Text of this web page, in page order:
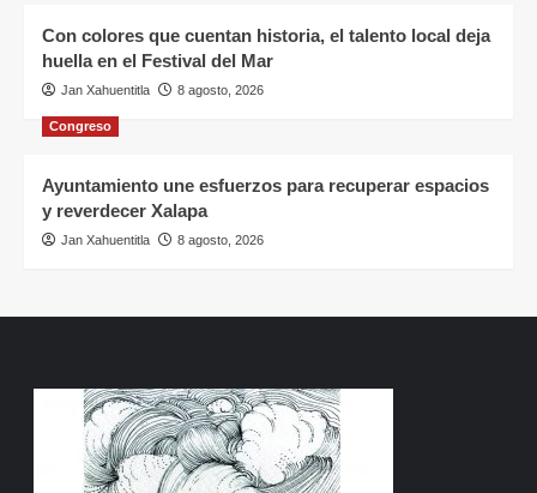
Con colores que cuentan historia, el talento local deja
huella en el Festival del Mar
Jan Xahuentitla 8 agosto, 2026
Congreso
Ayuntamiento une esfuerzos para recuperar espacios
y reverdecer Xalapa
Jan Xahuentitla 8 agosto, 2026